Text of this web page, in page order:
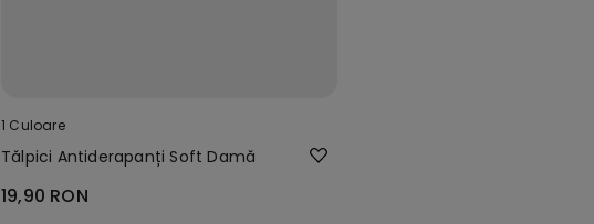
1 Culoare
Tălpici Antiderapanți Soft Damă
19,90 RON